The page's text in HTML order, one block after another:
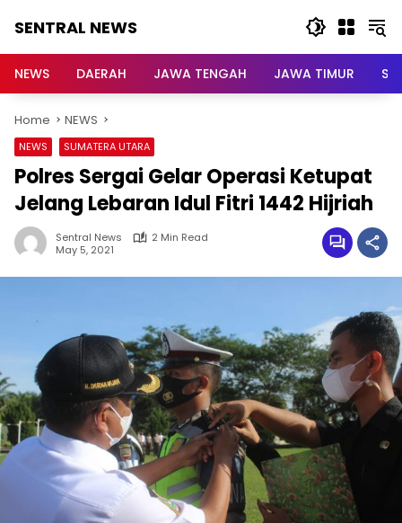
SENTRAL NEWS
NEWS
NEWS DAERAH JAWA TENGAH JAWA TIMUR
Home NEWS
NEWS SUMATERA UTARA
Polres Sergai Gelar Operasi Ketupat
Jelang Lebaran Idul Fitri 1442 Hijriah
Sentral News
2 Min Read
May 5, 2021